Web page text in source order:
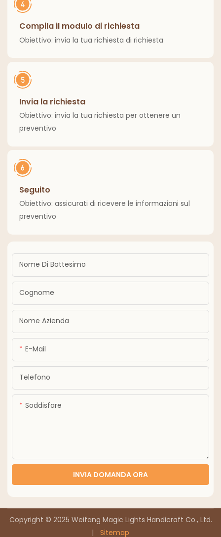
Compila il modulo di richiesta
Obiettivo: invia la tua richiesta di richiesta
Invia la richiesta
Obiettivo: invia la tua richiesta per ottenere un
preventivo
Seguito
Obiettivo: assicurati di ricevere le informazioni sul
preventivo
Nome Di Battesimo
Cognome
Nome Azienda
E-Mail
Telefono
Soddisfare
INVIA DOMANDA ORA
Copyright © 2025 Weifang Magic Lights Handicraft Co., Ltd.
|
Sitemap